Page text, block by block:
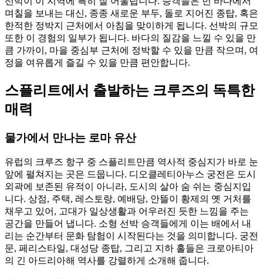
며칠을 보내는 대신, 종종 새로운 부두, 돌로 지어진 종탑, 혹은
한적한 정박지 근처에서 아침을 맞이하게 됩니다. 선박의 규모
또한 이 경험의 일부가 됩니다. 바다의 질감을 느낄 수 있을 만
큼 가까이, 마을 중심부 근처에 정박할 수 있을 만큼 작으며, 여
정을 여유롭게 즐길 수 있을 만큼 편안합니다.
스플리트에서 출발하는 크루즈의 독특한
매력
물가에서 만나는 로마 유산
유럽의 크루즈 항구 중 스플리트만큼 역사적 중심지가 바로 눈
앞에 펼쳐지는 곳은 드뭅니다. 디오클레티아누스 궁전은 도시
외곽에 보존된 유적이 아니라, 도시의 살아 숨 쉬는 중심지입
니다. 상점, 주택, 레스토랑, 예배당, 안뜰이 황제의 옛 거처를
채우고 있어, 고대가 일상생활과 어우러진 듯한 느낌을 주는
공간을 만들어 냅니다. 소형 선박 승객들에게 이는 배에서 내
리는 순간부터 문화 탐험이 시작된다는 것을 의미합니다. 궁전
문, 페리스타일, 대성당 종탑, 그리고 지하 홀들은 크로아티아
의 긴 아드리아해 역사를 강렬하게 소개해 줍니다.